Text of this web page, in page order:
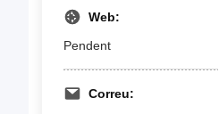
Web:
Pendent
Correu: